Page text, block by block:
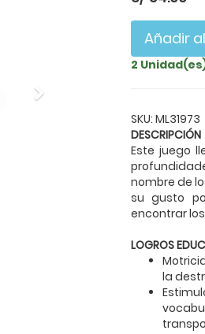
Next
Añadir
2
SKU: ML31973
DESCRIPCIÓN
Este juego
nombre de
su gusto
encontrar
LOGROS
la